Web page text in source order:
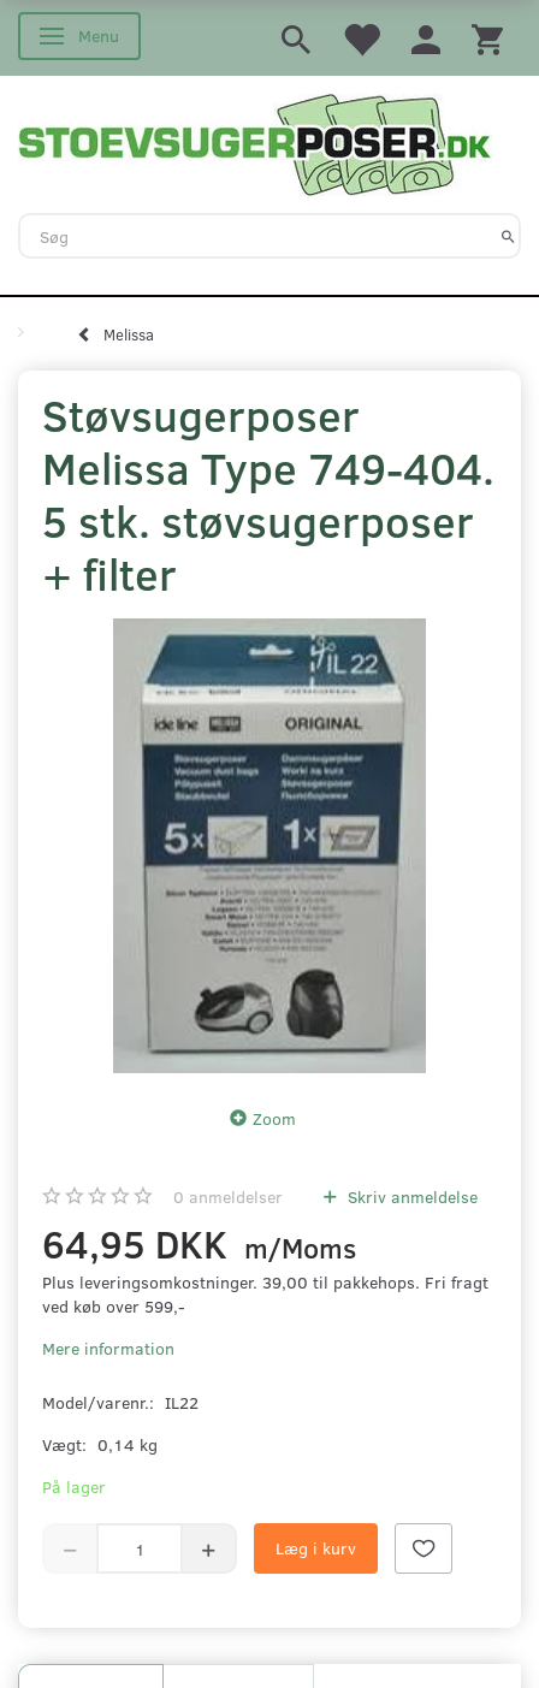
Skifte navigation
Menu
Melissa
Støvsugerposer
Melissa Type 749-404.
5 stk. støvsugerposer
+ filter
Zoom
0 anmeldelser Skriv anmeldelse
64,95 DKK m/Moms
Plus leveringsomkostninger. 39,00 til pakkehops. Fri fragt
ved køb over 599,-
Mere information
Model/varenr.: IL22
Vægt: 0,14 kg
På lager
Læg i kurv